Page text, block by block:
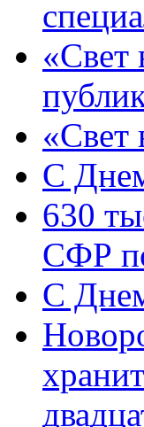
«Свет
«Свет
C
630
СФР
C